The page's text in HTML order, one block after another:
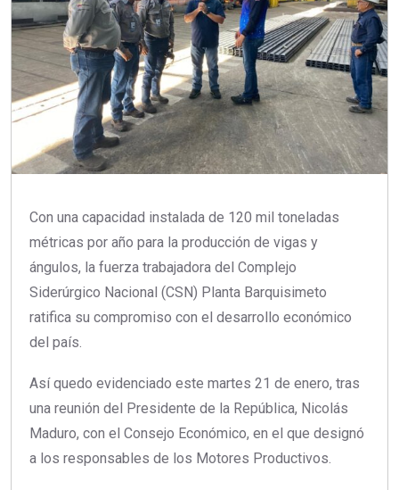
Con una capacidad instalada de 120 mil toneladas
métricas por año para la producción de vigas y
ángulos, la fuerza trabajadora del Complejo
Siderúrgico Nacional (CSN) Planta Barquisimeto
ratifica su compromiso con el desarrollo económico
del país.
Así quedo evidenciado este martes 21 de enero, tras
una reunión del Presidente de la República, Nicolás
Maduro, con el Consejo Económico, en el que designó
a los responsables de los Motores Productivos.